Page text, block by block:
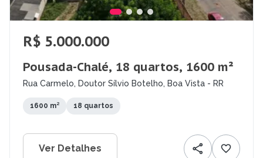
R$ 5.000.000
Pousada-Chalé, 18 quartos, 1600 m²
Rua Carmelo, Doutor Sílvio Botelho, Boa Vista - RR
1600 m² 18 quartos
Ver Detalhes